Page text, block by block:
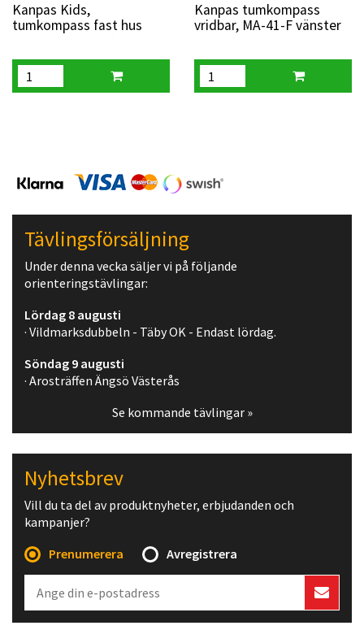
Kanpas Kids,
tumkompass fast hus
Kanpas tumkompass
vridbar, MA-41-F vänster
Tävlingsförsäljning
Under denna vecka säljer vi på följande
orienteringstävlingar:
Lördag 8 augusti
· Vildmarksdubbeln - Täby OK - Endast lördag.
Söndag 9 augusti
· Arosträffen Ängsö Västerås
Se kommande tävlingar »
Nyhetsbrev
Vill du ta del av produktnyheter, erbjudanden och
kampanjer?
Prenumerera
Avregistrera